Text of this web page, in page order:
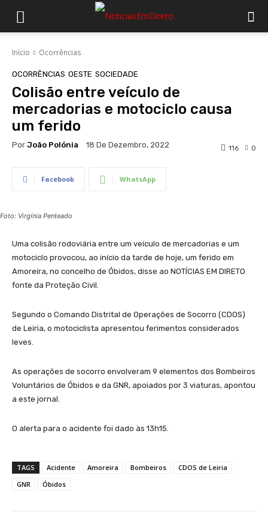
Início Ocorrências
OCORRÊNCIAS OESTE SOCIEDADE
Colisão entre veículo de
mercadorias e motociclo causa
um ferido
Por João Polónia 18 De Dezembro, 2022 0
116
Facebook WhatsApp
Foto: Virgínia Penteado
Uma colisão rodoviária entre um veículo de mercadorias e um
motociclo provocou, ao início da tarde de hoje, um ferido em
Amoreira, no concelho de Óbidos, disse ao NOTÍCIAS EM DIRETO
fonte da Proteção Civil.
Segundo o Comando Distrital de Operações de Socorro (CDOS)
de Leiria, o motociclista apresentou ferimentos considerados
leves.
As operações de socorro envolveram 9 elementos dos Bombeiros
Voluntários de Óbidos e da GNR, apoiados por 3 viaturas, apontou
a este jornal.
O alerta para o acidente foi dado às 13h15.
TAGS Acidente Amoreira Bombeiros
CDOS de Leiria
GNR
Óbidos